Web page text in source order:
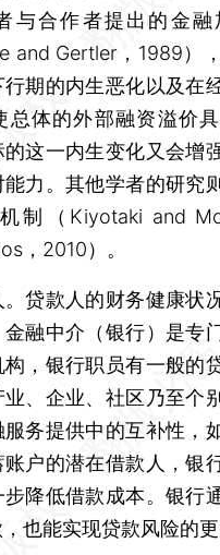
与合作者提出的金融
and Gertler，1989）
期的内生恶化以及在
总体的外部融资溢价
的这一内生变化又会增
力。其他学者的研究
制（Kiyotaki and
，2010）。
款人的财务健康状
融中介（银行）是专
，银行职员有一般的
、企业、社区乃至个
务提供中的互补性，
户的潜在借款人，银
步降低借款成本。银行
也能实现贷款风险的更